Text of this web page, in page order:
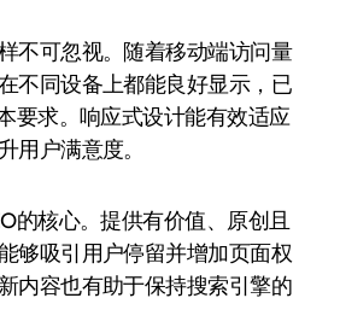
不可忽视。随着移动端访问量
不同设备上都能良好显示，已
要求。响应式设计能有效适应
用户满意度。
的核心。提供有价值、原创且
够吸引用户停留并增加页面权
内容也有助于保持搜索引擎的